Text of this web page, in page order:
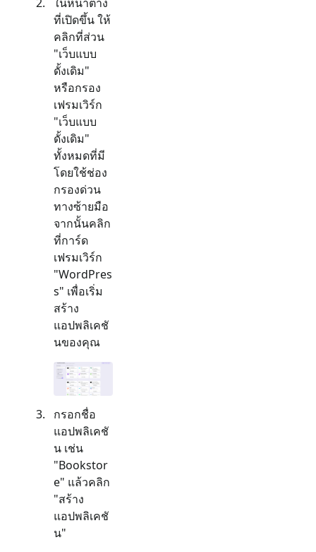
ที่เปิดขึ้น ให้
คลิกที่ส่วน
"เว็บแบบ
ดั้งเดิม"
หรือกรอง
เฟรมเวิร์ก
"เว็บแบบ
ดั้งเดิม"
ทั้งหมดที่มี
โดยใช้ช่อง
กรองด่วน
ทางซ้ายมือ
จากนั้นคลิก
ที่การ์ด
เฟรมเวิร์ก
"WordPres
s" เพื่อเริ่ม
สร้าง
แอปพลิเคชั
นของคุณ
กรอกชื่อ
แอปพลิเคชั
น เช่น
"Bookstor
e" แล้วคลิก
"สร้าง
แอปพลิเคชั
น"